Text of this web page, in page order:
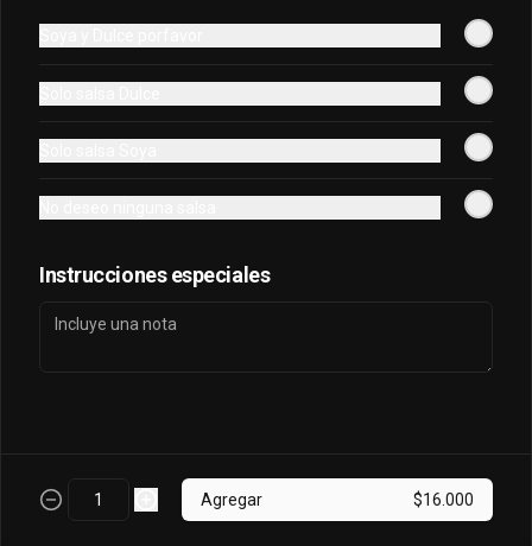
Oriental Tuna Acevichado
envuelto en atun y bañado en salsa
$7.100
Sake King Oriental
Instrucciones especiales
Agregar $16.000